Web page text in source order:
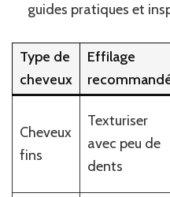
guides pratiques et
Type de
cheveux
Effilage
Cheveux
fins
Texturiser
avec peu de
dents